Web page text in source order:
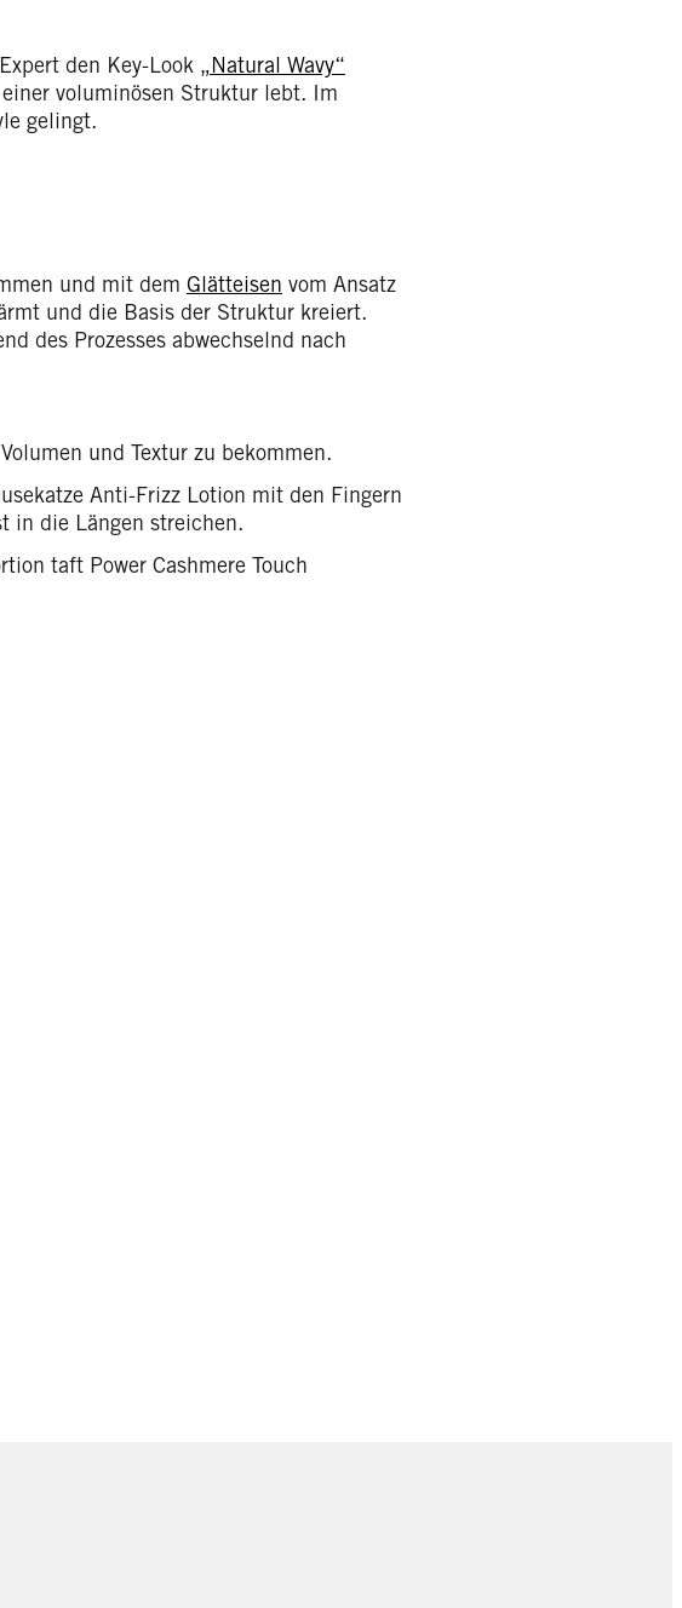
den Key-Look „Natural Wavy“
voluminösen Struktur lebt. Im
gelingt.
und mit dem Glätteisen vom Ansatz
und die Basis der Struktur kreiert.
des Prozesses abwechselnd nach
und Textur zu bekommen.
Anti-Frizz Lotion mit den Fingern
in die Längen streichen.
taft Power Cashmere Touch